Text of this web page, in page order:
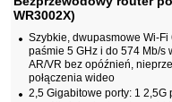
WR3002X)
Szybkie, dwupasmowe Wi-
paśmie 5 GHz i do 574 Mb/s
AR/VR bez opóźnień,
połączenia wideo
2,5 Gigabitowe porty: 1 2,5G